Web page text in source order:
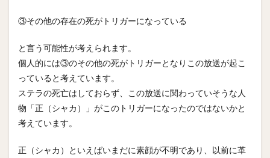
③その他の存在の死がトリガーになっている
と言う可能性が考えられます。
個人的には③のその他の死がトリガーとなりこの放送が起こ
っていると考えています。
ステラの死亡はしておらず、この放送に関わっていそうな人
物「正（シャカ）」がこのトリガーになったのではないかと
考えています。
正（シャカ）といえばいまだに素顔が不明であり、以前に革